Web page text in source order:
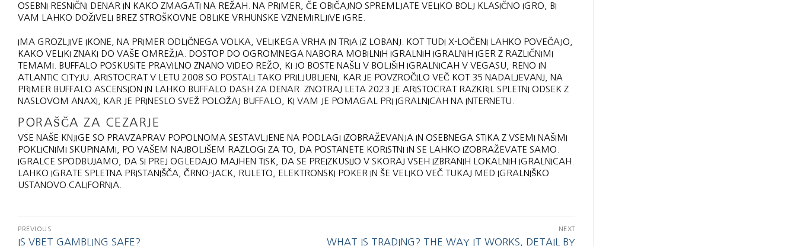
OSEBNI RESNIČNI DENAR IN KAKO ZMAGATI NA REŽAH. NA PRIMER, ČE OBIČAJNO SPREMLJATE VELIKO BOLJ KLASIČNO IGRO, BI
VAM LAHKO DOŽIVELI BREZ STROŠKOVNE OBLIKE VRHUNSKE VZNEMIRLJIVE IGRE.
IMA GROZLJIVE IKONE, NA PRIMER ODLIČNEGA VOLKA, VELIKEGA VRHA IN TRIA IZ LOBANJ. KOT TUDI X-LOČENI LAHKO POVEČAJO,
KAKO VELIKI ZNAKI DO VAŠE OMREŽJA. DOSTOP DO OGROMNEGA NABORA MOBILNIH IGRALNIH IGRALNIH IGER Z RAZLIČNIMI
TEMAMI. BUFFALO POSKUSITE PRAVILNO ZNANO VIDEO REŽO, KI JO BOSTE NAŠLI V BOLJŠIH IGRALNICAH V VEGASU, RENO IN
ATLANTIC CITYJU. ARISTOCRAT V LETU 2008 SO POSTALI TAKO PRILJUBLJENI, KAR JE POVZROČILO VEČ KOT 35 NADALJEVANJ, NA
PRIMER BUFFALO ASCENSION IN LAHKO BUFFALO DASH ZA DENAR. ZNOTRAJ LETA 2023 JE ARISTOCRAT RAZKRIL SPLETNI ODSEK Z
NASLOVOM ANAXI, KAR JE PRINESLO SVEŽ POLOŽAJ BUFFALO, KI VAM JE POMAGAL PRI IGRALNICAH NA INTERNETU.
PORAŠČA ZA CEZARJE
VSE NAŠE KNJIGE SO PRAVZAPRAV POPOLNOMA SESTAVLJENE NA PODLAGI IZOBRAŽEVANJA IN OSEBNEGA STIKA Z VSEMI NAŠIMI
POKLICNIMI SKUPINAMI, PO VAŠEM NAJBOLJŠEM RAZLOGI ZA TO, DA POSTANETE KORISTNI IN SE LAHKO IZOBRAŽEVATE SAMO.
IGRALCE SPODBUJAMO, DA SI PREJ OGLEDAJO MAJHEN TISK, DA SE PREIZKUSIJO V SKORAJ VSEH IZBRANIH LOKALNIH IGRALNICAH.
LAHKO IGRATE SPLETNA PRISTANIŠČA, ČRNO-JACK, RULETO, ELEKTRONSKI POKER IN ŠE VELIKO VEČ TUKAJ MED IGRALNIŠKO
USTANOVO.CALIFORNIA.
PREVIOUS
IS VBET GAMBLING SAFE?
NEXT
WHAT IS TRADING? THE WAY IT WORKS, DETAIL BY